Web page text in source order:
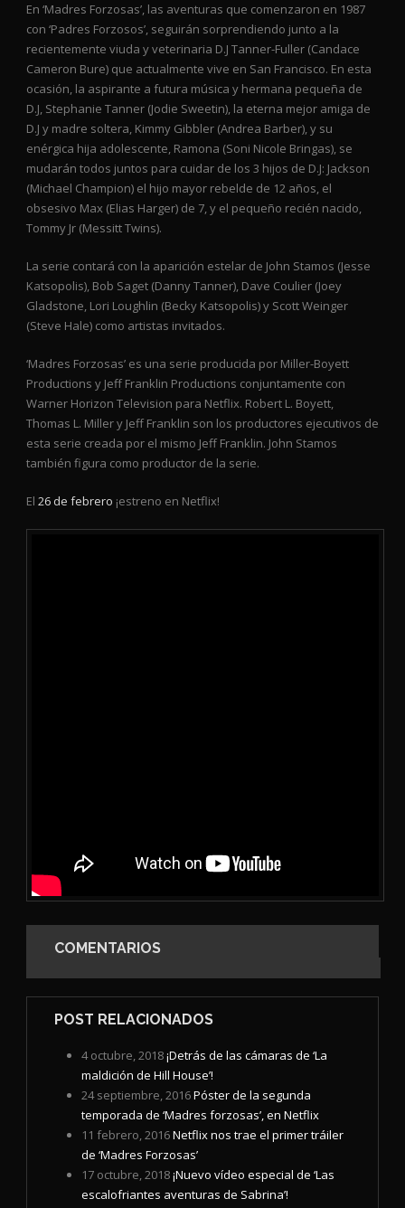
En ‘Madres Forzosas’, las aventuras que comenzaron en 1987
con ‘Padres Forzosos’, seguirán sorprendiendo junto a la
recientemente viuda y veterinaria D.J Tanner-Fuller (Candace
Cameron Bure) que actualmente vive en San Francisco. En esta
ocasión, la aspirante a futura música y hermana pequeña de
D.J, Stephanie Tanner (Jodie Sweetin), la eterna mejor amiga de
D.J y madre soltera, Kimmy Gibbler (Andrea Barber), y su
enérgica hija adolescente, Ramona (Soni Nicole Bringas), se
mudarán todos juntos para cuidar de los 3 hijos de D.J: Jackson
(Michael Champion) el hijo mayor rebelde de 12 años, el
obsesivo Max (Elias Harger) de 7, y el pequeño recién nacido,
Tommy Jr (Messitt Twins).
La serie contará con la aparición estelar de John Stamos (Jesse
Katsopolis), Bob Saget (Danny Tanner), Dave Coulier (Joey
Gladstone, Lori Loughlin (Becky Katsopolis) y Scott Weinger
(Steve Hale) como artistas invitados.
‘Madres Forzosas’ es una serie producida por Miller-Boyett
Productions y Jeff Franklin Productions conjuntamente con
Warner Horizon Television para Netflix. Robert L. Boyett,
Thomas L. Miller y Jeff Franklin son los productores ejecutivos de
esta serie creada por el mismo Jeff Franklin. John Stamos
también figura como productor de la serie.
El 26 de febrero ¡estreno en Netflix!
COMENTARIOS
POST RELACIONADOS
4 octubre, 2018¡Detrás de las cámaras de ‘La
maldición de Hill House’!
24 septiembre, 2016Póster de la segunda
temporada de ‘Madres forzosas’, en Netflix
11 febrero, 2016Netflix nos trae el primer tráiler
de ‘Madres Forzosas’
17 octubre, 2018¡Nuevo vídeo especial de ‘Las
escalofriantes aventuras de Sabrina’!